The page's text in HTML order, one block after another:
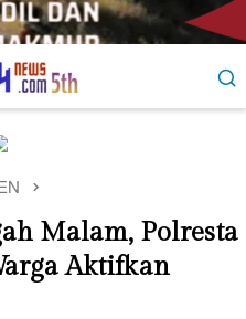
Malam, Polresta
Aktifkan